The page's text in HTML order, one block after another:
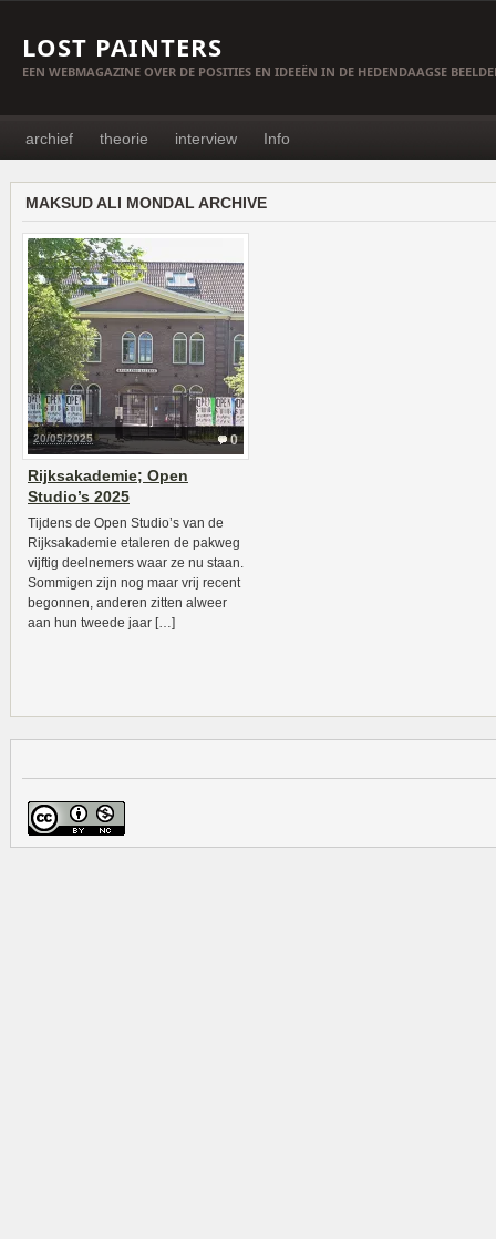
LOST PAINTERS
EEN WEBMAGAZINE OVER DE POSITIES EN IDEEËN IN DE HEDENDAAGSE
archief theorie interview Info
MAKSUD ALI MONDAL ARCHIVE
0
20/05/2025
Rijksakademie; Open
Studio’s 2025
Tijdens de Open Studio’s van de
Rijksakademie etaleren de pakweg
vijftig deelnemers waar ze nu staan.
Sommigen zijn nog maar vrij recent
begonnen, anderen zitten alweer
aan hun tweede jaar […]